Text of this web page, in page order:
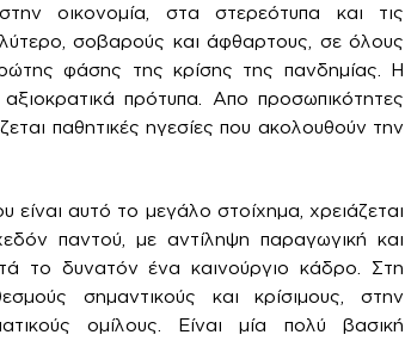
οικονομία, στα στερεότυπα και τις
σοβαρούς και άφθαρτους, σε όλους
φάσης της κρίσης της πανδημίας. Η
πρότυπα. Απο προσωπικότητες
παθητικές ηγεσίες που ακολουθούν την
είναι αυτό το μεγάλο στοίχημα, χρειάζεται
παντού, με αντίληψη παραγωγική και
το δυνατόν ένα καινούργιο κάδρο. Στη
σημαντικούς και κρίσιμους, στην
ομίλους. Είναι μία πολύ βασική